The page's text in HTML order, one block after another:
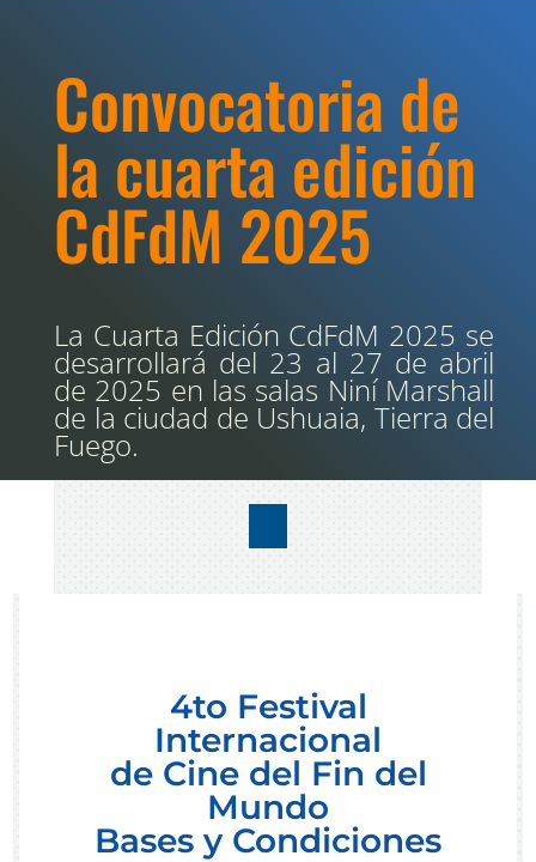
Convocatoria de
la cuarta edición
CdFdM 2025
La Cuarta Edición CdFdM 2025 se
desarrollará del 23 al 27 de abril
de 2025 en las salas Niní Marshall
de la ciudad de Ushuaia, Tierra del
Fuego.
4to Festival
Internacional
de Cine del Fin del
Mundo
Bases y Condiciones